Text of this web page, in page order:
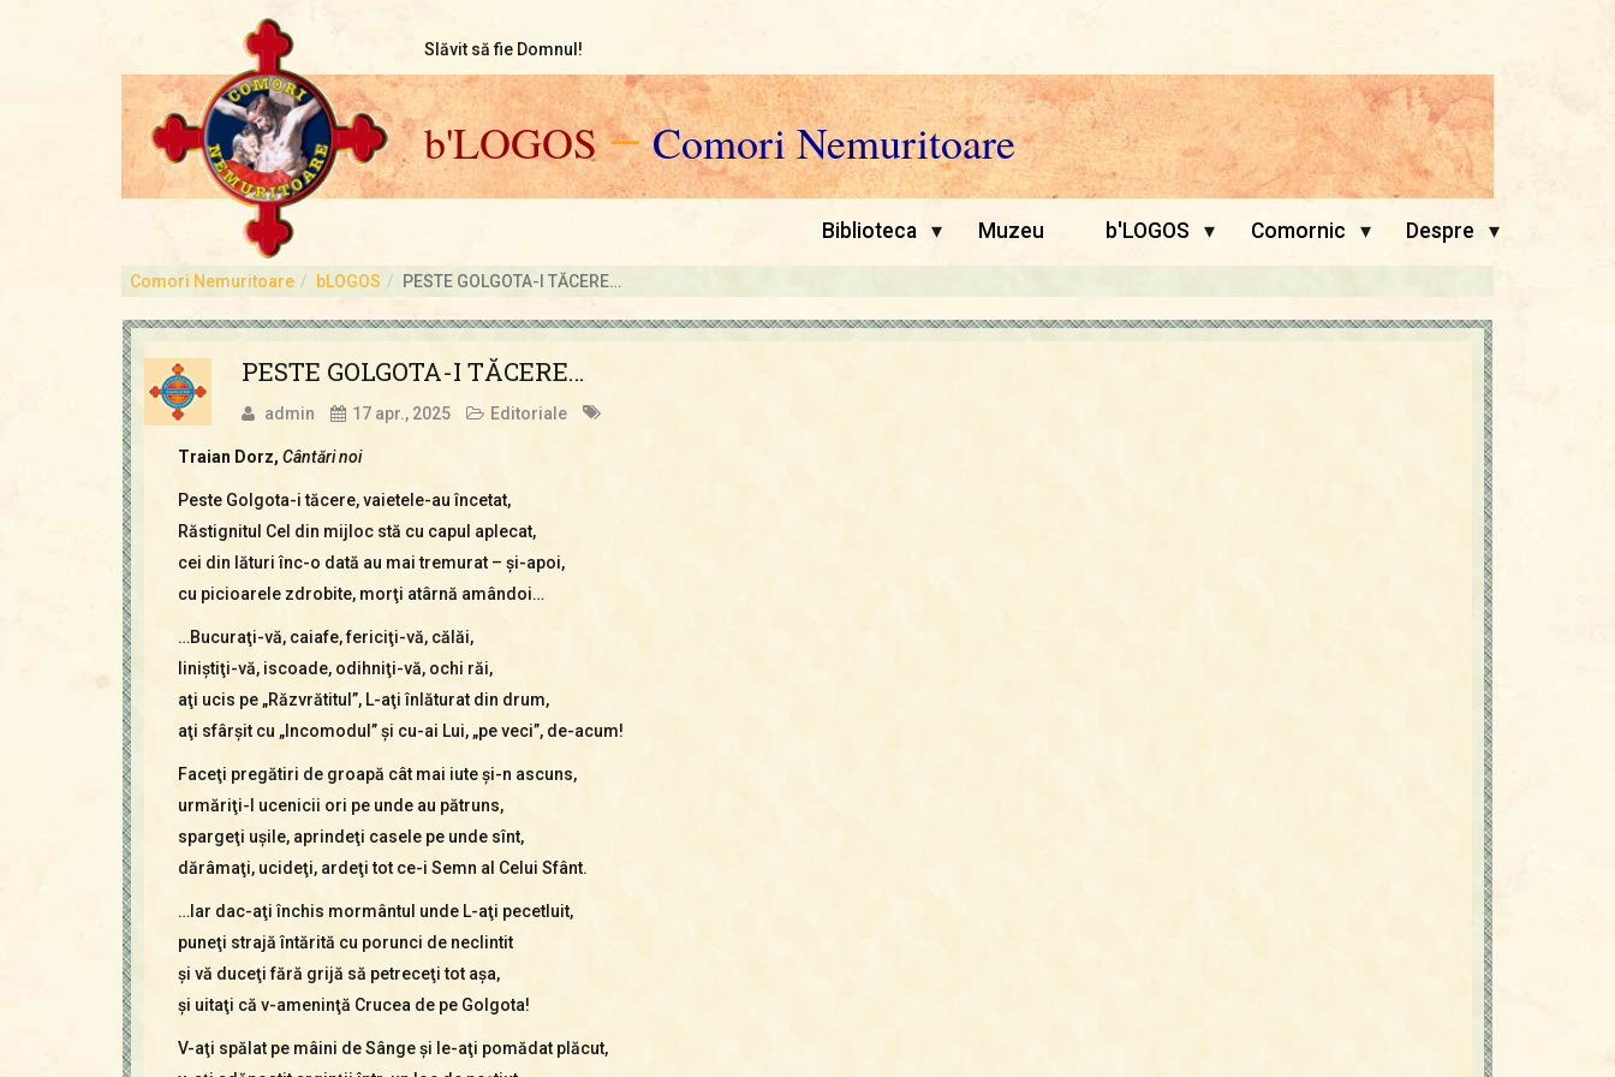
Slăvit să fie Domnul!
b'LOGOS—Comori Nemuritoare
Biblioteca ▾ Muzeu b'LOGOS ▾ Comornic ▾ Despre ▾
Comori Nemuritoare bLOGOS PESTE GOLGOTA-I TĂCERE…
PESTE GOLGOTA-I TĂCERE…
admin 17 apr., 2025 Editoriale
Traian Dorz, Cântări noi
Peste Golgota-i tăcere, vaietele-au încetat,
Răstignitul Cel din mijloc stă cu capul aplecat,
cei din lături înc-o dată au mai tremurat – şi-apoi,
cu picioarele zdrobite, morţi atârnă amândoi…
…Bucuraţi-vă, caiafe, fericiţi-vă, călăi,
liniştiţi-vă, iscoade, odihniţi-vă, ochi răi,
aţi ucis pe „Răzvrătitul”, L-aţi înlăturat din drum,
aţi sfârşit cu „Incomodul” şi cu-ai Lui, „pe veci”, de-acum!
Faceţi pregătiri de groapă cât mai iute şi-n ascuns,
urmăriţi-I ucenicii ori pe unde au pătruns,
spargeţi uşile, aprindeţi casele pe unde sînt,
dărâmaţi, ucideţi, ardeţi tot ce-i Semn al Celui Sfânt.
…Iar dac-aţi închis mormântul unde L-aţi pecetluit,
puneţi strajă întărită cu porunci de neclintit
şi vă duceţi fără grijă să petreceţi tot aşa,
şi uitaţi că v-ameninţă Crucea de pe Golgota!
V-aţi spălat pe mâini de Sânge şi le-aţi pomădat plăcut,